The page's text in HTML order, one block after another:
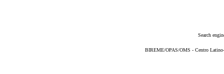
Search
BIREME/OPAS/OMS - Centro Latino-